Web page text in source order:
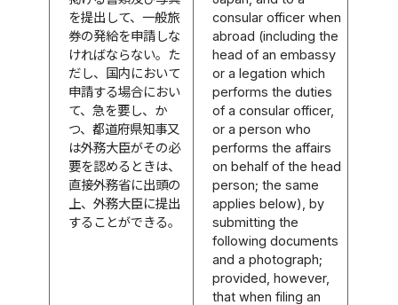
を提出して、一般旅
券の発給を申請しな
ければならない。た
だし、国内において
申請する場合におい
て、急を要し、か
つ、都道府県知事又
は外務大臣がその必
要を認めるときは、
直接外務省に出頭の
上、外務大臣に提出
することができる。
consular officer when
abroad (including the
head of an embassy
or a legation which
performs the duties
of a consular officer,
or a person who
performs the affairs
on behalf of the head
person; the same
applies below), by
submitting the
following documents
and a photograph;
provided, however,
that when filing an